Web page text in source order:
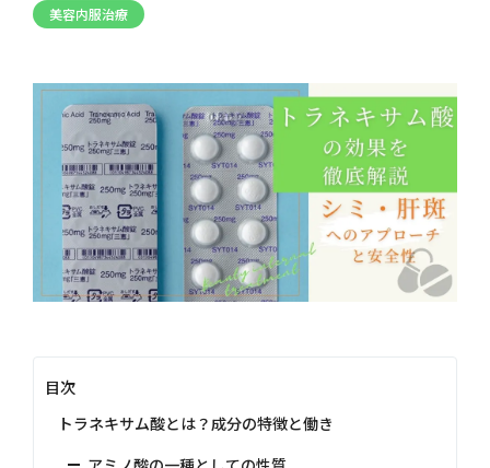
美容内服治療
目次
トラネキサム酸とは？成分の特徴と働き